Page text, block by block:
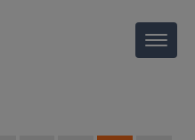
Menu